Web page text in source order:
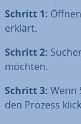
Schritt 1:
erklärt.
Schritt 2:
möchten.
Schritt 3: Wenn
den Prozess